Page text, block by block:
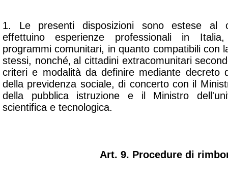
1. Le presenti disposizioni sono estese al
effettuino esperienze professionali in
programmi comunitari, in quanto compatibili con
stessi, nonché‚ al cittadini extracomunitari
criteri e modalità da definire mediante decreto
della previdenza sociale, di concerto con il
della pubblica istruzione e il Ministro
scientifica e tecnologica.
Art. 9. Procedure di